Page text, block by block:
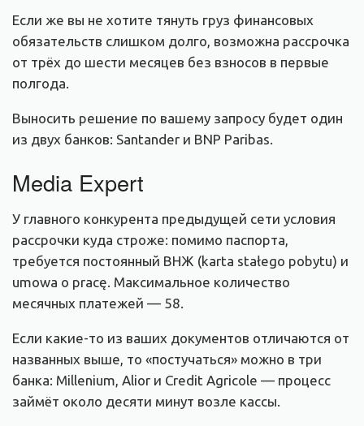
Если же вы не хотите тянуть груз финансовых
обязательств слишком долго, возможна рассрочка
от трёх до шести месяцев без взносов в первые
полгода.
Выносить решение по вашему запросу будет один
из двух банков: Santander и BNP Paribas.
Media Expert
У главного конкурента предыдущей сети условия
рассрочки куда строже: помимо паспорта,
требуется постоянный ВНЖ (karta stałego pobytu) и
umowa o pracę. Максимальное количество
месячных платежей — 58.
Если какие-то из ваших документов отличаются от
названных выше, то «постучаться» можно в три
банка: Millenium, Alior и Credit Agricole — процесс
займёт около десяти минут возле кассы.